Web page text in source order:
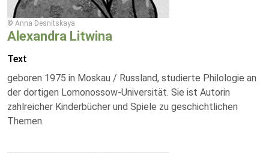
© Anna Desnitskaya
Alexandra Litwina
Text
geboren 1975 in Moskau / Russland, studierte Philologie an
der dortigen Lomonossow-Universität. Sie ist Autorin
zahlreicher Kinderbücher und Spiele zu geschichtlichen
Themen.